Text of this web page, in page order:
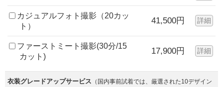
カジュアルフォト撮影（20カッ
ト）
41,500円 詳細
ファーストミート撮影(30分/15
カット)
17,900円 詳細
衣装グレードアップサービス （国内事前試着では、厳選された10デザイン